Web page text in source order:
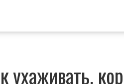
ухаживать,